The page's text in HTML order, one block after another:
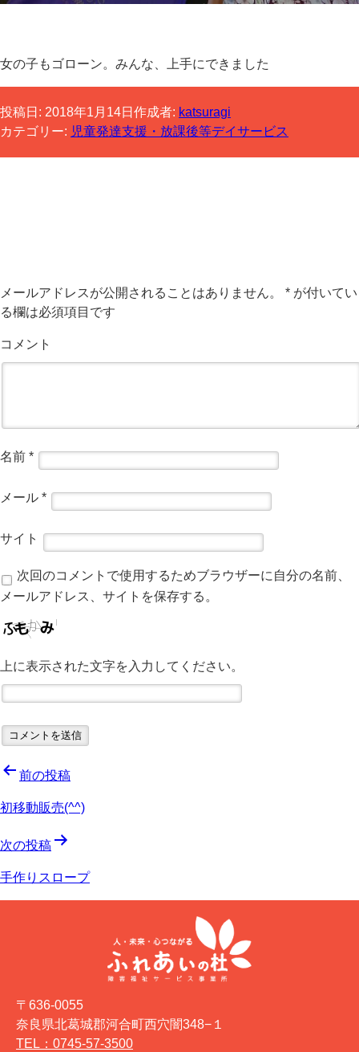
女の子もゴローン。みんな、上手にできました
投稿日: 2018年1月14日 作成者: katsuragi
カテゴリー: 児童発達支援・放課後等デイサービス
メールアドレスが公開されることはありません。 * が付いてい
る欄は必須項目です
コメント
名前 *
メール *
サイト
次回のコメントで使用するためブラウザーに自分の名前、
メールアドレス、サイトを保存する。
上に表示された文字を入力してください。
投
稿
ン
前の投稿
初移動販売(^^)
次の投稿
手作りスロープ
〒636-0055
奈良県北葛城郡河合町西穴闇348−１
TEL：0745-57-3500